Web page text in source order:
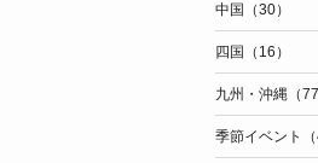
中国（30）
四国（16）
九州・沖縄（77
季節イベント（